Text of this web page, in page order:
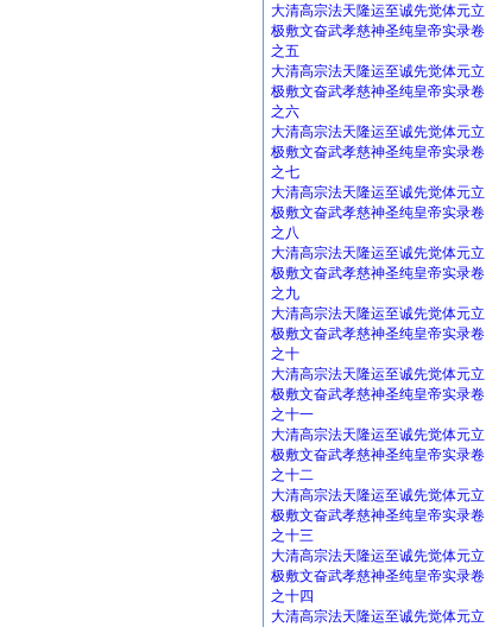
大清高宗法天隆运至诚先觉体元立
极敷文奋武孝慈神圣纯皇帝实录卷
之五
大清高宗法天隆运至诚先觉体元立
极敷文奋武孝慈神圣纯皇帝实录卷
之六
大清高宗法天隆运至诚先觉体元立
极敷文奋武孝慈神圣纯皇帝实录卷
之七
大清高宗法天隆运至诚先觉体元立
极敷文奋武孝慈神圣纯皇帝实录卷
之八
大清高宗法天隆运至诚先觉体元立
极敷文奋武孝慈神圣纯皇帝实录卷
之九
大清高宗法天隆运至诚先觉体元立
极敷文奋武孝慈神圣纯皇帝实录卷
之十
大清高宗法天隆运至诚先觉体元立
极敷文奋武孝慈神圣纯皇帝实录卷
之十一
大清高宗法天隆运至诚先觉体元立
极敷文奋武孝慈神圣纯皇帝实录卷
之十二
大清高宗法天隆运至诚先觉体元立
极敷文奋武孝慈神圣纯皇帝实录卷
之十三
大清高宗法天隆运至诚先觉体元立
极敷文奋武孝慈神圣纯皇帝实录卷
之十四
大清高宗法天隆运至诚先觉体元立